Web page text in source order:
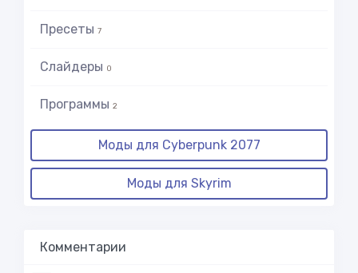
Пресеты 7
Слайдеры 0
Программы 2
Моды для Cyberpunk 2077
Моды для Skyrim
Комментарии